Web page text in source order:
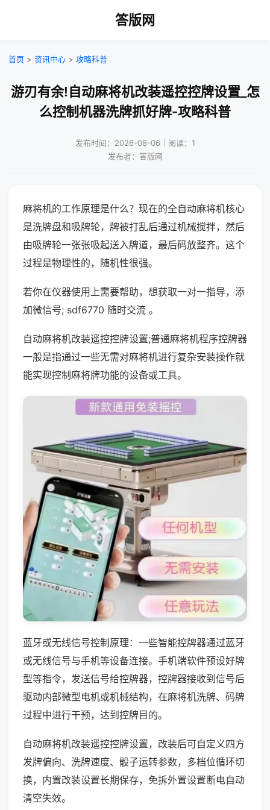
答版网
首页 > 资讯中心 > 攻略科普
游刃有余!自动麻将机改装遥控控牌设置_怎
么控制机器洗牌抓好牌-攻略科普
发布时间：2026-08-06｜阅读：1
发布者：答版网
麻将机的工作原理是什么？现在的全自动麻将机核心
是洗牌盘和吸牌轮，牌被打乱后通过机械搅拌，然后
由吸牌轮一张张吸起送入牌道，最后码放整齐。这个
过程是物理性的，随机性很强。
若你在仪器使用上需要帮助，想获取一对一指导，添
加微信号; sdf6770 随时交流 。
自动麻将机改装遥控控牌设置;普通麻将机程序控牌器
一般是指通过一些无需对麻将机进行复杂安装操作就
能实现控制麻将牌功能的设备或工具。
蓝牙或无线信号控制原理：一些智能控牌器通过蓝牙
或无线信号与手机等设备连接。手机端软件预设好牌
型等指令，发送信号给控牌器，控牌器接收到信号后
驱动内部微型电机或机械结构，在麻将机洗牌、码牌
过程中进行干预，达到控牌目的。
自动麻将机改装遥控控牌设置，改装后可自定义四方
发牌偏向、洗牌速度、骰子运转参数，多档位循环切
换，内置改装设置长期保存，免拆外置设置断电自动
清空失效。